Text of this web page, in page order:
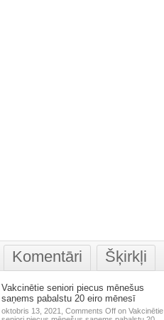
Komentāri Šķirkļi
Vakcinētie seniori piecus mēnešus
saņems pabalstu 20 eiro mēnesī
oktobris 13, 2021, Comments Offon Vakcinētie